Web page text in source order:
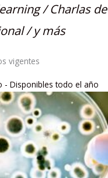
/ Charlas de
/ y más
vigentes
- Disponibles todo el año